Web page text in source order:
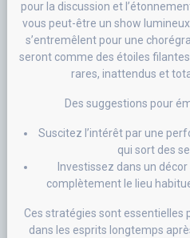
pour la discussion et
vous peut-être un show
s’entremêlent pour une
seront comme des étoiles
rares, inattendus et
Des suggestions pour
Suscitez l’intérêt par une
qui sort des
Investissez dans un
complètement le lieu
Ces stratégies sont essentielles
dans les esprits longtemps